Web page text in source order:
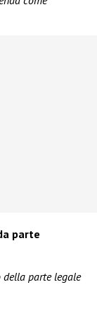
parte
della parte legale